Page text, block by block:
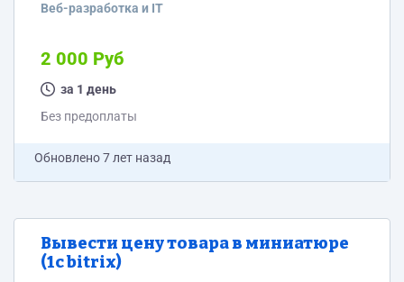
стоимость с пробелами между разрядами и с
квартиры, который рядом с текстом “по запросу” не
должен выводится. Это уже все было сделано, надо
восстановить. 2 (3). Сделать чтобы главная страница
Веб-разработка и IT
2 000 Руб
за 1 день
Без предоплаты
Обновлено7 лет назад
Вывести цену товара в миниатюре
(1с bitrix)